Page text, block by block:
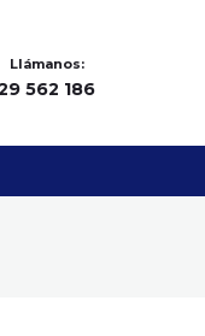
Llámanos:
562 186